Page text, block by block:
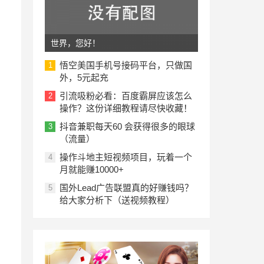
世界，您好！
1
悟空美国手机号接码平台，只做国
外，5元起充
2
引流吸粉必看：百度霸屏应该怎么
操作？这份详细教程请尽快收藏！
3
抖音兼职每天60 会获得很多的眼球
（流量）
4
操作斗地主短视频项目，玩着一个
月就能赚10000+
5
国外Lead广告联盟真的好赚钱吗？
给大家分析下（送视频教程）